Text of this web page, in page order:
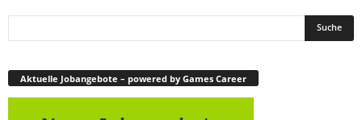
Aktuelle Jobangebote – powered by Games Career